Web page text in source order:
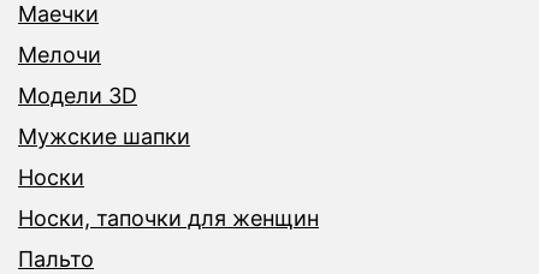
Маечки
Мелочи
Модели 3D
Мужские шапки
Носки
Носки, тапочки для женщин
Пальто